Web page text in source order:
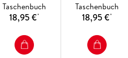
Taschenbuch
18,95 €*
Taschenbuch
18,95 €*